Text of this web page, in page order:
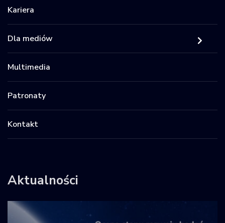
Kariera
Dla mediów
Multimedia
Patronaty
Kontakt
Aktualności